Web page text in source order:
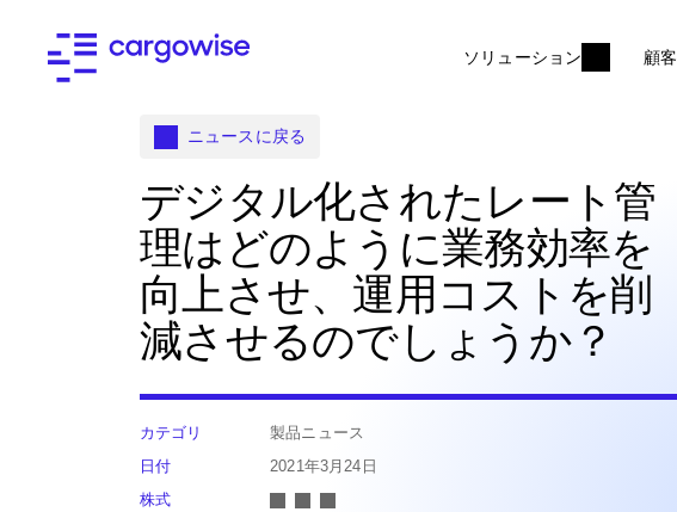
ソリューション 顧客
ニュースに戻る
デジタル化されたレート管
理はどのように業務効率を
向上させ、運用コストを削
減させるのでしょうか？
カテゴリ
製品ニュース
日付
2021年3月24日
株式